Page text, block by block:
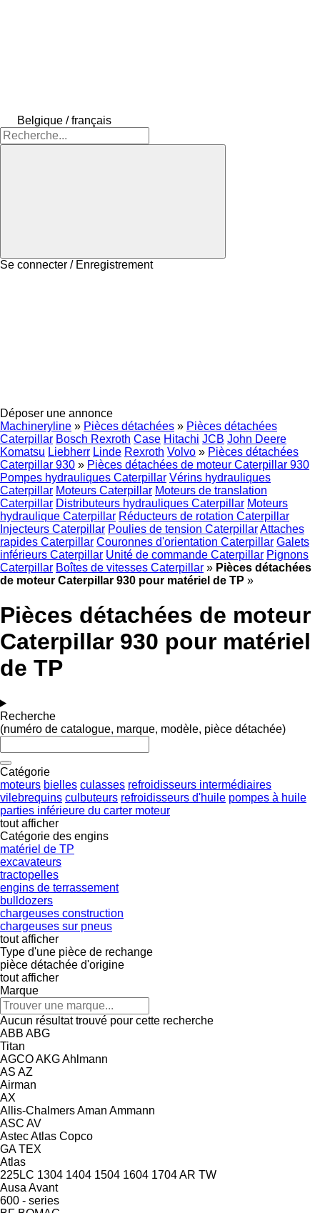
Belgique / français
Se connecter / Enregistrement
Déposer une annonce
Machineryline » Pièces détachées » Pièces détachées
Caterpillar Bosch Rexroth Case Hitachi JCB John Deere
Komatsu Liebherr Linde Rexroth Volvo » Pièces détachées
Caterpillar 930 » Pièces détachées de moteur Caterpillar 930
Pompes hydrauliques Caterpillar Vérins hydrauliques
Caterpillar Moteurs Caterpillar Moteurs de translation
Caterpillar Distributeurs hydrauliques Caterpillar Moteurs
hydraulique Caterpillar Réducteurs de rotation Caterpillar
Injecteurs Caterpillar Poulies de tension CaterpillarAttaches
rapides Caterpillar Couronnes d'orientation Caterpillar Galets
inférieurs Caterpillar Unité de commande Caterpillar Pignons
Caterpillar Boîtes de vitesses Caterpillar » Pièces détachées
de moteur Caterpillar 930 pour matériel de TP »
Pièces détachées de moteur
Caterpillar 930 pour matériel
de TP
Recherche
(numéro de catalogue, marque, modèle, pièce détachée)
Catégorie
moteurs bielles culasses refroidisseurs intermédiaires
vilebrequins culbuteurs refroidisseurs d'huile pompes à huile
parties inférieure du carter moteur
tout afficher
Catégorie des engins
matériel de TP
excavateurs
tractopelles
engins de terrassement
bulldozers
chargeuses construction
chargeuses sur pneus
tout afficher
Type d'une pièce de rechange
pièce détachée d'origine
tout afficher
Marque
Aucun résultat trouvé pour cette recherche
ABB ABG
Titan
AGCOAKGAhlmann
AS AZ
Airman
AX
Allis-ChalmersAman Ammann
ASC AV
AstecAtlas Copco
GA TEX
Atlas
225LC 1304 1404 1504 1604 1704AR TW
Ausa Avant
600 - series